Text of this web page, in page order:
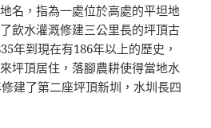
名，指為一處位於高處的平坦地
飲水灌溉修建三公里長的坪頂古
年到現在有186年以上的歷史，
坪頂居住，落腳農耕使得當地水
建了第二座坪頂新圳，水圳長四